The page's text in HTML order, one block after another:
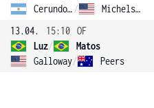
Cerundolo / Michelsen
13.04.
15:10 OF
Luz/
Matos
Galloway/ Peers